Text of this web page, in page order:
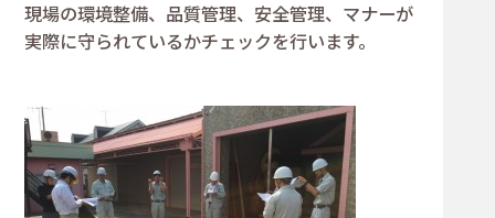
現場の環境整備、品質管理、安全管理、マナーが
実際に守られているかチェックを行います。